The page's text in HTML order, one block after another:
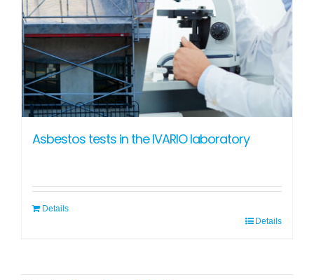
Asbestos tests in the IVARIO laboratory
Details
Details